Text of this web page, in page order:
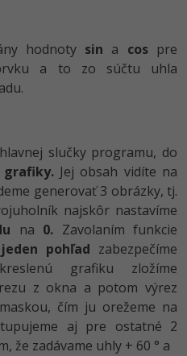
hodnoty sin a cospre
a to zo súčtu uhla
slučky programu, do
grafiky.Jej obsah vidíte na
generovať 3 obrázky, tj.
najskôr nastavíme
na 0. Zavolaním funkcie
pohľad zabezpečíme
grafiku zložíme
z okna a potom výrez
čím ju orežeme na
aj pre ostatné 2
že zadávame uhly + 60 ° a